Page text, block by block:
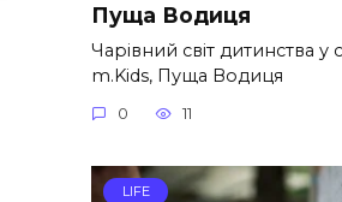
Пуща Водиця
Чарівний світ дитинства у
m.Kids, Пуща Водиця
0 11
LIFE